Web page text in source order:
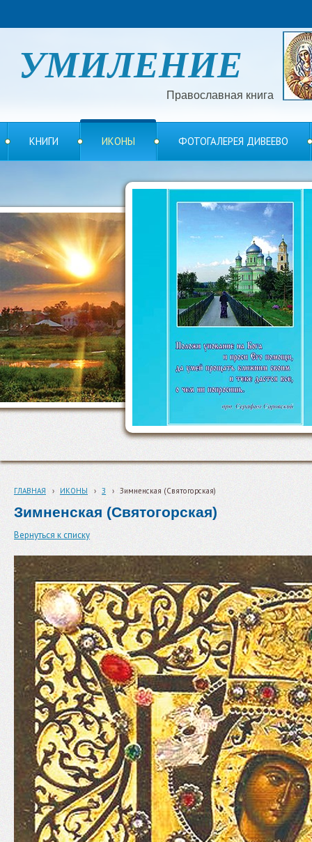
УМИЛЕНИЕ
Православная книга
КНИГИ ИКОНЫ ФОТОГАЛЕРЕЯ ДИВЕЕВО
ГЛАВНАЯ › ИКОНЫ › З › Зимненская (Святогорская)
Зимненская (Святогорская)
Вернуться к списку